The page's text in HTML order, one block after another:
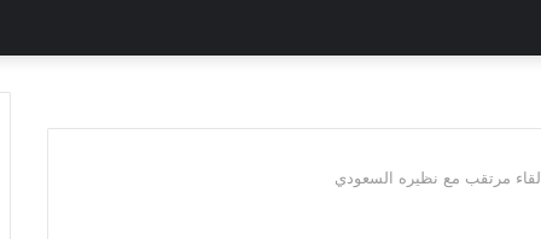
مرتقب مع نظيره السعودي